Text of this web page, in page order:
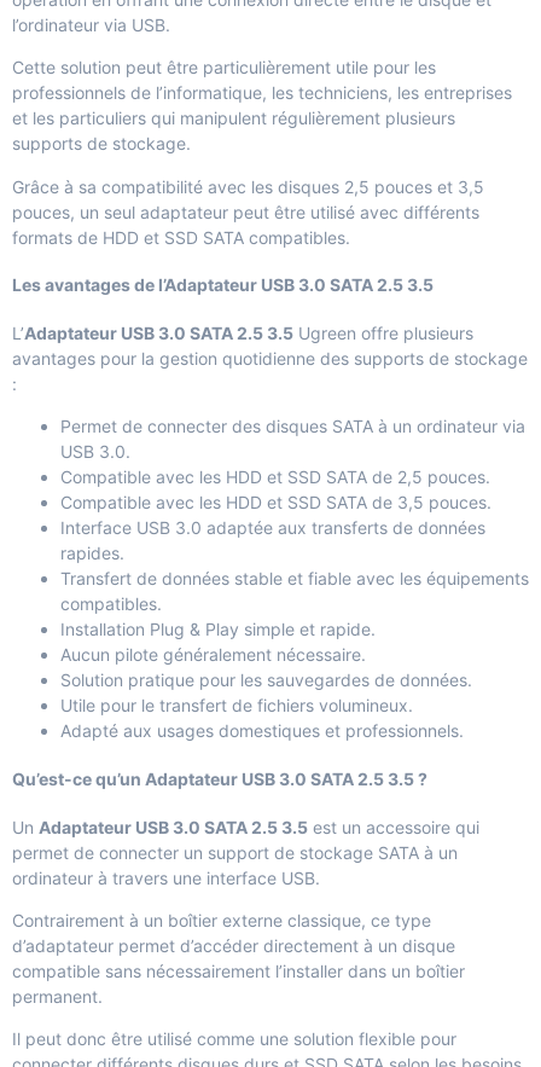
l’ordinateur via USB.
Cette solution peut être particulièrement utile pour les
professionnels de l’informatique, les techniciens, les entreprises
et les particuliers qui manipulent régulièrement plusieurs
supports de stockage.
Grâce à sa compatibilité avec les disques 2,5 pouces et 3,5
pouces, un seul adaptateur peut être utilisé avec différents
formats de HDD et SSD SATA compatibles.
Les avantages de l’Adaptateur USB 3.0 SATA 2.5 3.5
L’Adaptateur USB 3.0 SATA 2.5 3.5 Ugreen offre plusieurs
avantages pour la gestion quotidienne des supports de stockage
:
Permet de connecter des disques SATA à un ordinateur via
USB 3.0.
Compatible avec les HDD et SSD SATA de 2,5 pouces.
Compatible avec les HDD et SSD SATA de 3,5 pouces.
Interface USB 3.0 adaptée aux transferts de données
rapides.
Transfert de données stable et fiable avec les équipements
compatibles.
Installation Plug & Play simple et rapide.
Aucun pilote généralement nécessaire.
Solution pratique pour les sauvegardes de données.
Utile pour le transfert de fichiers volumineux.
Adapté aux usages domestiques et professionnels.
Qu’est-ce qu’un Adaptateur USB 3.0 SATA 2.5 3.5 ?
Un Adaptateur USB 3.0 SATA 2.5 3.5 est un accessoire qui
permet de connecter un support de stockage SATA à un
ordinateur à travers une interface USB.
Contrairement à un boîtier externe classique, ce type
d’adaptateur permet d’accéder directement à un disque
compatible sans nécessairement l’installer dans un boîtier
permanent.
Il peut donc être utilisé comme une solution flexible pour